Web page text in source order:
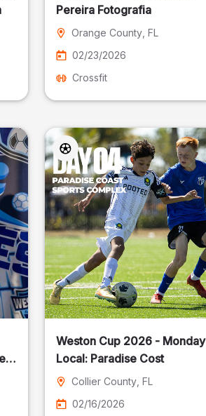
Pereira Fotografia
Orange County, FL
02/23/2026
Crossfit
Weston Cup 2026 - Monday
Local: Paradise Cost
Collier County, FL
02/16/2026